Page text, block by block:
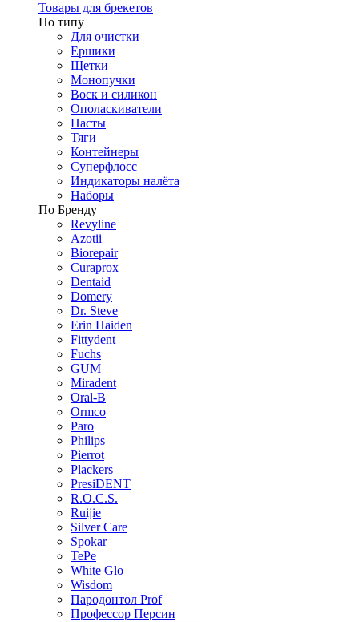
Товары для брекетов
По типу
Для очистки
Ершики
Щетки
Монопучки
Воск и силикон
Ополаскиватели
Пасты
Тяги
Контейнеры
Суперфлосс
Индикаторы налёта
Наборы
По Бренду
Revyline
Azotii
Biorepair
Curaprox
Dentaid
Domery
Dr. Steve
Erin Haiden
Fittydent
Fuchs
GUM
Miradent
Oral-B
Ormco
Paro
Philips
Pierrot
Plackers
PresiDENT
R.O.C.S.
Ruijie
Silver Care
Spokar
TePe
White Glo
Wisdom
Пародонтол Prof
Профессор Персин